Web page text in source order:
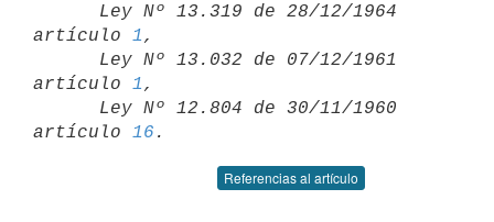
artículo 1 ,
artículo 1 ,
artículo 16
Referencias al artículo